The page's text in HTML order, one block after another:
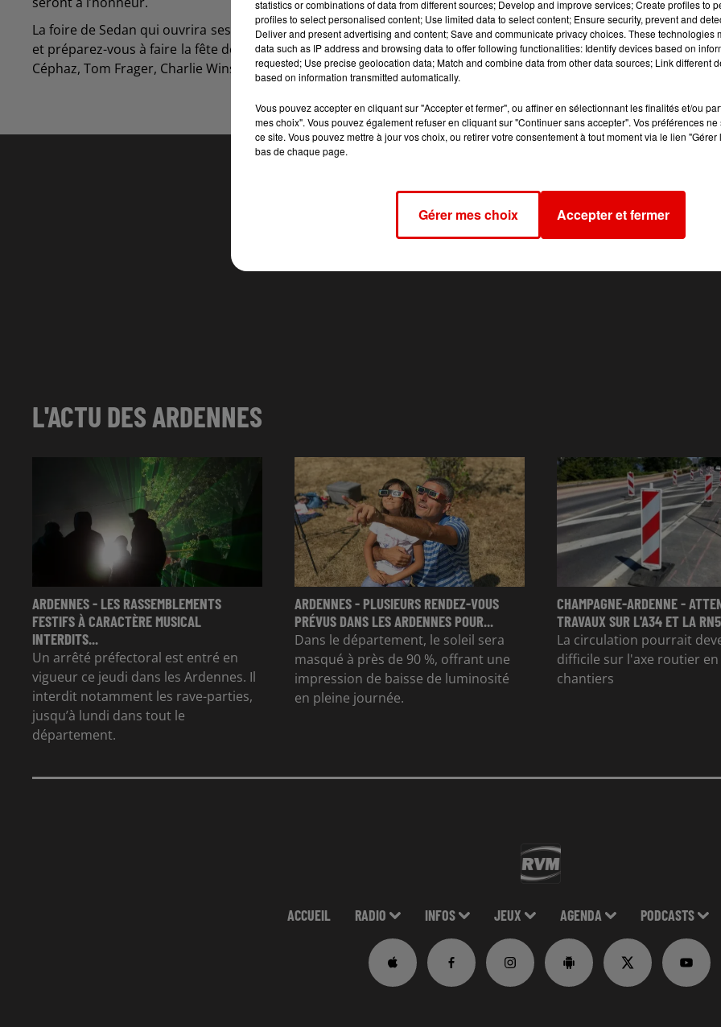
La foire de Sedan qui ouvrira ses portes avec la traditionnelle foire agricole, le vendredi 9 septembre à partir de
et préparez-vous à faire la fête dès le vendredi soir avec le concert événement gratuit duRVM Live, avec sur
Céphaz, Tom Frager, Charlie Winston, Diva Faune, Soa, Silvan Areg, Celestal avec Cecilia Krull et d'autres
L'ACTU DES ARDENNES
ARDENNES - LES RASSEMBLEMENTS
FESTIFS À CARACTÈRE MUSICAL
INTERDITS...
Un arrêté préfectoral est entré en
vigueur ce jeudi dans les Ardennes. Il
interdit notamment les rave-parties,
jusqu’à lundi dans tout le
département.
ARDENNES - PLUSIEURS RENDEZ-VOUS
PRÉVUS DANS LES ARDENNES POUR...
Dans le département, le soleil sera
masqué à près de 90 %, offrant une
impression de baisse de luminosité
en pleine journée.
CHAMPAGNE-ARDENNE -
TRAVAUX SUR L'A34 ET LA
La circulation pourrait
difficile sur l'axe routier
chantiers
ACCUEIL RADIO INFOS JEUX AGENDA PODCASTS
statistics or combinations of data from different sources; Develop and improve services; Create profiles to
profiles to select personalised content; Use limited data to select content; Ensure security, prevent and
Deliver and present advertising and content; Save and communicate privacy choices. These technologies
data such as IP address and browsing data to offer following functionalities: Identify devices based on
requested; Use precise geolocation data; Match and combine data from other data sources; Link different
based on information transmitted automatically.
Vous pouvez accepter en cliquant sur "Accepter et fermer", ou affiner en sélectionnant les finalités et/ou
mes choix". Vous pouvez également refuser en cliquant sur "Continuer sans accepter". Vos préférences
ce site. Vous pouvez mettre à jour vos choix, ou retirer votre consentement à tout moment via le lien
bas de chaque page.
Gérer mes choix Accepter et fermer